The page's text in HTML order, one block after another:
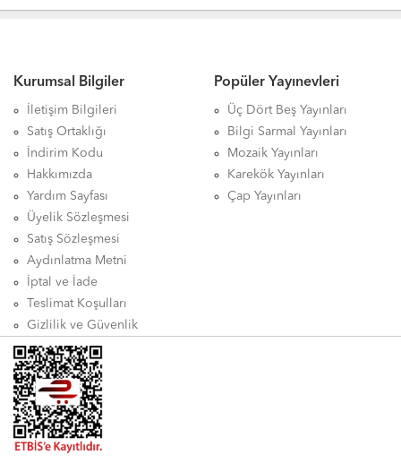
Kurumsal Bilgiler
İletişim Bilgileri
Satış Ortaklığı
İndirim Kodu
Hakkımızda
Yardım Sayfası
Üyelik Sözleşmesi
Satış Sözleşmesi
Aydınlatma Metni
İptal ve İade
Teslimat Koşulları
Gizlilik ve Güvenlik
Popüler Yayınevleri
Üç Dört Beş Yayınları
Bilgi Sarmal Yayınları
Mozaik Yayınları
Karekök Yayınları
Çap Yayınları